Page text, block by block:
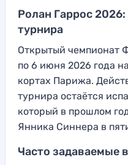
Ролан Гаррос
турнира
Открытый чемпионат
по 6 июня 2026 года
кортах Парижа.
турнира остаётся
который в прошлом
Янника Синнера в
Часто задаваемые